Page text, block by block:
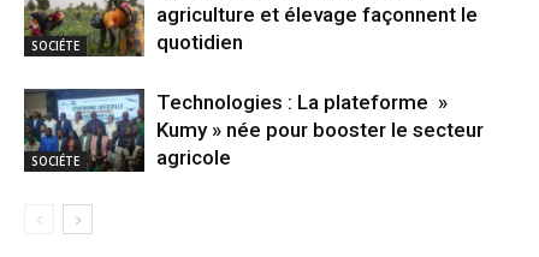
SOCIÉTE
agriculture et élevage façonnent le
quotidien
SOCIÉTE
Technologies : La plateforme »
Kumy » née pour booster le secteur
agricole